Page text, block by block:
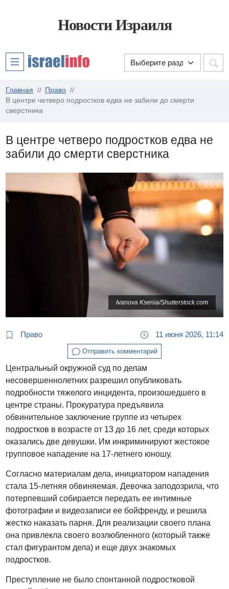
Новости Израиля
Главная
Право
В центре четверо подростков едва не забили до смерти
сверстника
В центре четверо подростков едва не
забили до смерти сверстника
Ivanova Ksenia/Shutterstock.com
Право 11 июня 2026, 11:14
Отправить комментарий
Центральный окружной суд по делам
несовершеннолетних разрешил опубликовать
подробности тяжелого инцидента, произошедшего в
центре страны. Прокуратура предъявила
обвинительное заключение группе из четырех
подростков в возрасте от 13 до 16 лет, среди которых
оказались две девушки. Им инкриминируют жестокое
групповое нападение на 17-летнего юношу.
Согласно материалам дела, инициатором нападения
стала 15-летняя обвиняемая. Девочка заподозрила, что
потерпевший собирается передать ее интимные
фотографии и видеозаписи ее бойфренду, и решила
жестко наказать парня. Для реализации своего плана
она привлекла своего возлюбленного (который также
стал фигурантом дела) и еще двух знакомых
подростков.
Преступление не было спонтанной подростковой